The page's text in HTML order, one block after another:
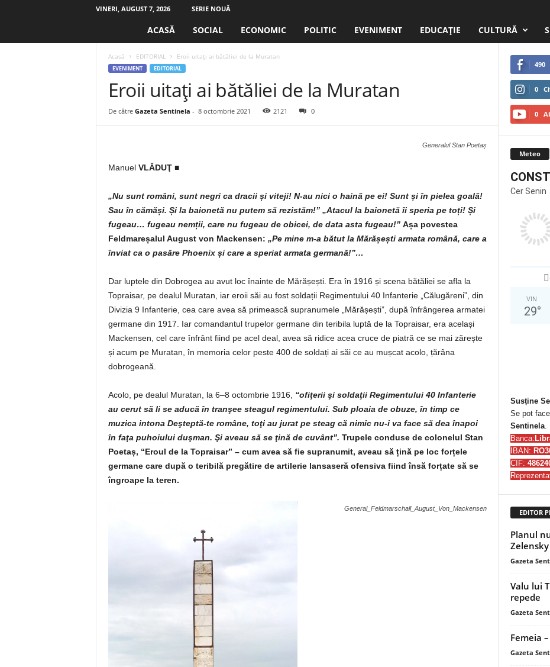
VINERI, AUGUST 7, 2026
SERIE NOUĂ
ACASĂ SOCIAL ECONOMIC POLITIC EVENIMENT EDUCAŢIE CULTURĂ
Acasă EDITORIAL Eroii uitați ai bătăliei de la Muratan
EVENIMENT EDITORIAL
Eroii uitați ai bătăliei de la Muratan
De către Gazeta Sentinela - 8 octombrie 2021 2121 0
Generalul Stan Poetaș
ManuelVLĂDUŢ ■
„Nu sunt români, sunt negri ca dracii și viteji! N-au nici o haină pe ei! Sunt și în pielea goală!
Sau în cămăși. Și la baionetă nu putem să rezistăm!” „Atacul la baionetă îi speria pe toți! Și
fugeau… fugeau nemții, care nu fugeau de obicei, de data asta fugeau!” Așa povestea
Feldmareșalul August von Mackensen: „Pe mine m-a bătut la Mărășești armata română, care a
înviat ca o pasăre Phoenix și care a speriat armata germană!”…
Dar luptele din Dobrogea au avut loc înainte de Mărășești. Era în 1916 și scena bătăliei se afla la
Topraisar, pe dealul Muratan, iar eroii săi au fost soldații Regimentului 40 Infanterie „Călugăreni”, din
Divizia 9 Infanterie, cea care avea să primească supranumele „Mărășești”, după înfrângerea armatei
germane din 1917. Iar comandantul trupelor germane din teribila luptă de la Topraisar, era același
Mackensen, cel care înfrânt fiind pe acel deal, avea să ridice acea cruce de piatră ce se mai zărește
și acum pe Muratan, în memoria celor peste 400 de soldați ai săi ce au mușcat acolo, țărâna
dobrogeană.
Acolo, pe dealul Muratan, la 6–8 octombrie 1916, “ofiţerii şi soldaţii Regimentului 40 Infanterie
au cerut să li se aducă în tranşee steagul regimentului. Sub ploaia de obuze, în timp ce
muzica intona Deşteptă-te române, toţi au jurat pe steag că nimic nu-i va face să dea înapoi
în faţa puhoiului duşman. Şi aveau să se ţină de cuvânt”. Trupele conduse de colonelul Stan
Poetaș, “Eroul de la Topraisar” – cum avea să fie supranumit, aveau să țină pe loc forțele
germane care după o teribilă pregătire de artilerie lansaseră ofensiva fiind însă forțate să se
îngroape la teren.
General_Feldmarschall_August_Von_Mackensen
490
0
0
Meteo
Cer Senin
VIN
29°
Susține
Se pot
Sentinela.
Banca:
IBAN:
CIF:
EDITOR
Planul
Zelensky
Gazeta
Valu lui
repede
Gazeta
Femeia
Gazeta